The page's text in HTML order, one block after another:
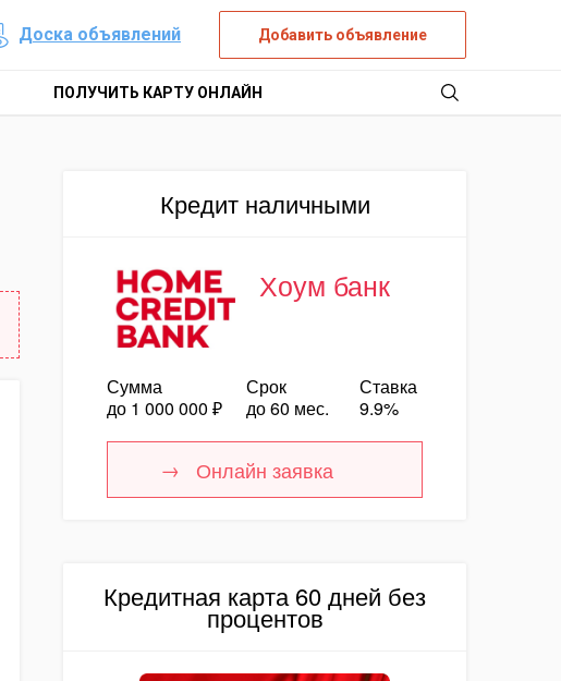
Доска объявлений Добавить объявление
ПОЛУЧИТЬ КАРТУ ОНЛАЙН
Кредит наличными
Хоум банк
Сумма
до 1 000 000 ₽
Срок
до 60 мес.
Ставка
9.9%
Онлайн заявка
Кредитная карта 60 дней без
процентов